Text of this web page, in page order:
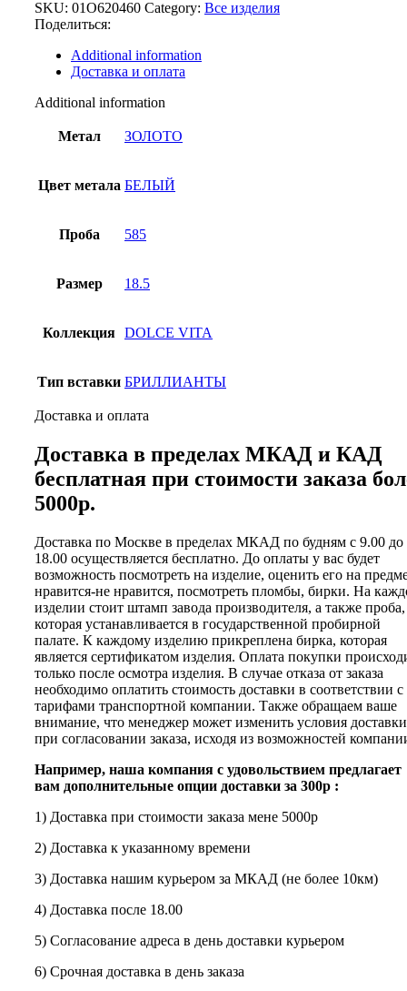
БЕЛЫЙ
ЗОЛОТО
585
пробы
01О620460
quantity
SKU: 01О620460 Category: Все изделия
Поделиться:
Additional information
Доставка и оплата
Additional information
Метал ЗОЛОТО
Цвет метала БЕЛЫЙ
Проба 585
Размер 18.5
Коллекция DOLCE VITA
Тип вставки БРИЛЛИАНТЫ
Доставка и оплата
Доставка в пределах МКАД и КАД
бесплатная при стоимости заказа
5000р.
Доставка по Москве в пределах МКАД по будням с 9.00 до
18.00 осуществляется бесплатно. До оплаты у вас будет
возможность посмотреть на изделие, оценить его на
нравится-не нравится, посмотреть пломбы, бирки. На
изделии стоит штамп завода производителя, а также проба,
которая устанавливается в государственной пробирной
палате. К каждому изделию прикреплена бирка, которая
является сертификатом изделия. Оплата покупки
только после осмотра изделия. В случае отказа от заказа
необходимо оплатить стоимость доставки в соответствии с
тарифами транспортной компании. Также обращаем ваше
внимание, что менеджер может изменить условия доставки
при согласовании заказа, исходя из возможностей
Например, наша компания с удовольствием предлагает
вам дополнительные опции доставки за 300р :
1) Доставка при стоимости заказа мене 5000р
2) Доставка к указанному времени
3) Доставка нашим курьером за МКАД (не более 10км)
4) Доставка после 18.00
5) Согласование адреса в день доставки курьером
6) Срочная доставка в день заказа